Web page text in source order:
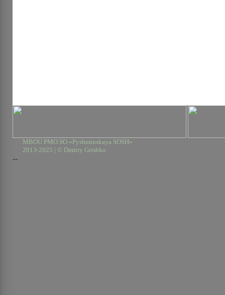
MBOU PMO SO «Pyshminskaya SOSH»
2013-2025 | © Dmitry Grishko
--